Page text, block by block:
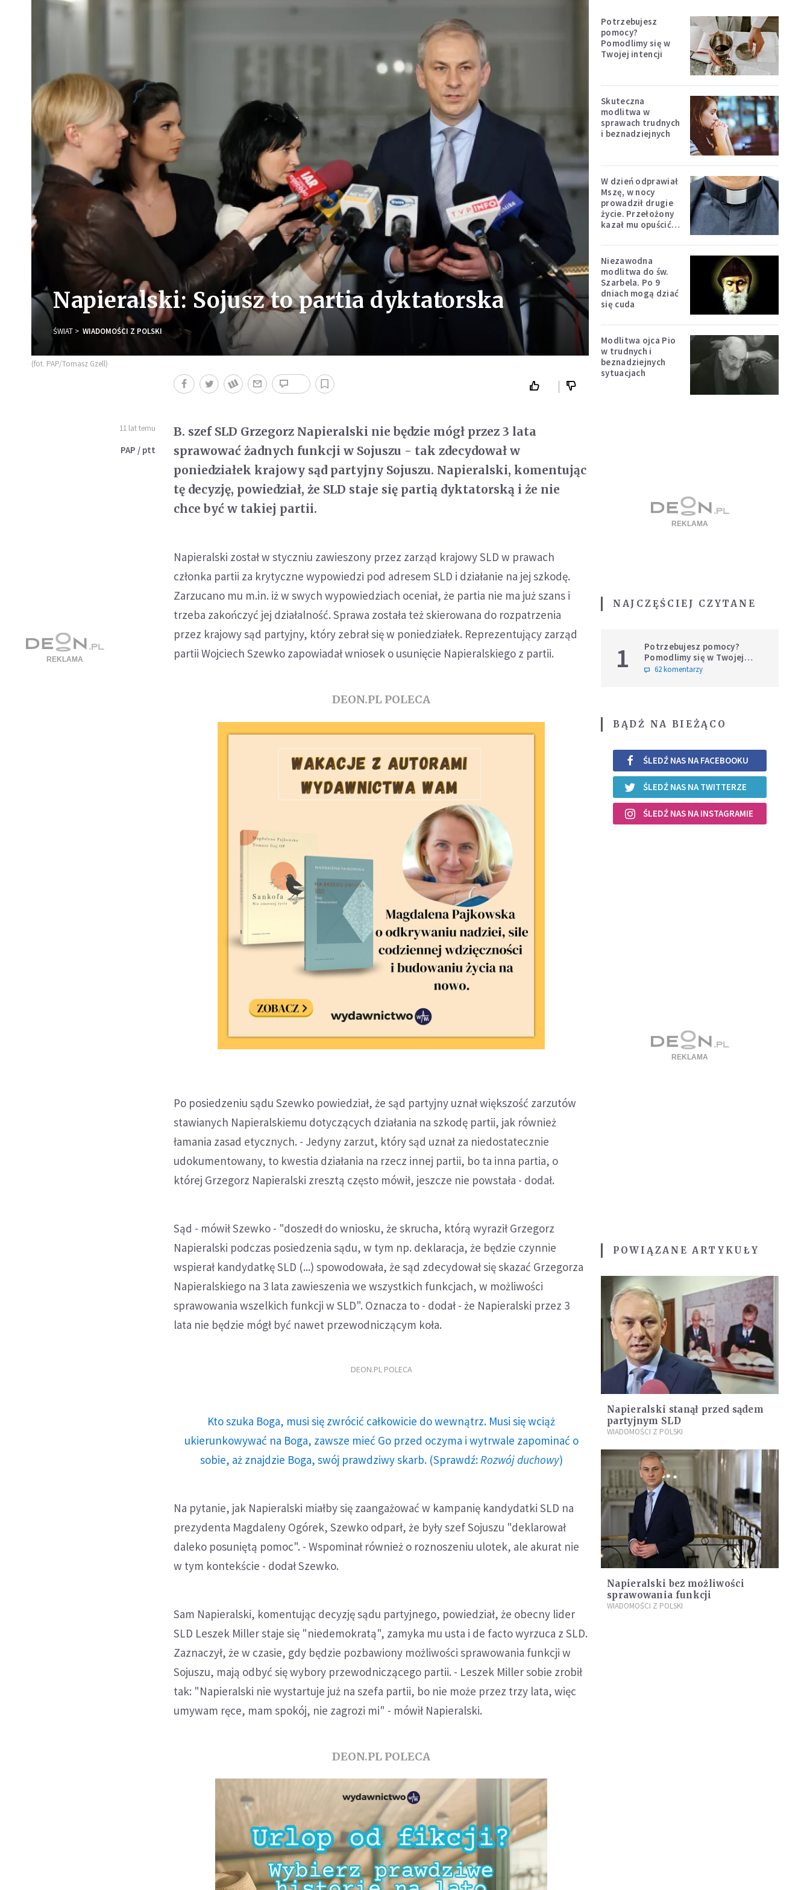
Napieralski: Sojusz to partia dyktatorska
ŚWIAT WIADOMOŚCI Z POLSKI
(fot. PAP/Tomasz Gzell)
11 lat temu
PAP / ptt
B. szef SLD Grzegorz Napieralski nie będzie mógł przez 3 lata
sprawować żadnych funkcji w Sojuszu - tak zdecydował w
poniedziałek krajowy sąd partyjny Sojuszu. Napieralski, komentując
tę decyzję, powiedział, że SLD staje się partią dyktatorską i że nie
chce być w takiej partii.
Napieralski został w styczniu zawieszony przez zarząd krajowy SLD w prawach
członka partii za krytyczne wypowiedzi pod adresem SLD i działanie na jej szkodę.
Zarzucano mu m.in. iż w swych wypowiedziach oceniał, że partia nie ma już szans i
trzeba zakończyć jej działalność. Sprawa została też skierowana do rozpatrzenia
przez krajowy sąd partyjny, który zebrał się w poniedziałek. Reprezentujący zarząd
partii Wojciech Szewko zapowiadał wniosek o usunięcie Napieralskiego z partii.
DEON.PL POLECA
Po posiedzeniu sądu Szewko powiedział, że sąd partyjny uznał większość zarzutów
stawianych Napieralskiemu dotyczących działania na szkodę partii, jak również
łamania zasad etycznych. - Jedyny zarzut, który sąd uznał za niedostatecznie
udokumentowany, to kwestia działania na rzecz innej partii, bo ta inna partia, o
której Grzegorz Napieralski zresztą często mówił, jeszcze nie powstała - dodał.
Sąd - mówił Szewko - "doszedł do wniosku, że skrucha, którą wyraził Grzegorz
Napieralski podczas posiedzenia sądu, w tym np. deklaracja, że będzie czynnie
wspierał kandydatkę SLD (...) spowodowała, że sąd zdecydował się skazać Grzegorza
Napieralskiego na 3 lata zawieszenia we wszystkich funkcjach, w możliwości
sprawowania wszelkich funkcji w SLD". Oznacza to - dodał - że Napieralski przez 3
lata nie będzie mógł być nawet przewodniczącym koła.
DEON.PL POLECA
Kto szuka Boga, musi się zwrócić całkowicie do wewnątrz. Musi się wciąż
ukierunkowywać na Boga, zawsze mieć Go przed oczyma i wytrwale zapominać o
sobie, aż znajdzie Boga, swój prawdziwy skarb. (Sprawdź: Rozwój duchowy)
Na pytanie, jak Napieralski miałby się zaangażować w kampanię kandydatki SLD na
prezydenta Magdaleny Ogórek, Szewko odparł, że były szef Sojuszu "deklarował
daleko posuniętą pomoc". - Wspominał również o roznoszeniu ulotek, ale akurat nie
w tym kontekście - dodał Szewko.
Sam Napieralski, komentując decyzję sądu partyjnego, powiedział, że obecny lider
SLD Leszek Miller staje się "niedemokratą", zamyka mu usta i de facto wyrzuca z SLD.
Zaznaczył, że w czasie, gdy będzie pozbawiony możliwości sprawowania funkcji w
Sojuszu, mają odbyć się wybory przewodniczącego partii. - Leszek Miller sobie zrobił
tak: "Napieralski nie wystartuje już na szefa partii, bo nie może przez trzy lata, więc
umywam ręce, mam spokój, nie zagrozi mi" - mówił Napieralski.
DEON.PL POLECA
Potrzebujesz
pomocy?
Pomodlimy się w
Twojej intencji
Skuteczna
modlitwa w
sprawach trudnych
i beznadziejnych
W dzień odprawiał
Mszę, w nocy
prowadził drugie
życie. Przełożony
kazał mu opuścić
Niezawodna
modlitwa do św.
Szarbela. Po 9
dniach mogą dziać
się cuda
Modlitwa ojca Pio
w trudnych i
beznadziejnych
sytuacjach
NAJCZĘŚCIEJ CZYTANE
1
Potrzebujesz pomocy?
Pomodlimy się w Twojej
intencji
62 komentarzy
BĄDŹ NA BIEŻĄCO
ŚLEDŹ NAS NA FACEBOOKU
ŚLEDŹ NAS NA TWITTERZE
ŚLEDŹ NAS NA INSTAGRAMIE
POWIĄZANE ARTYKUŁY
Napieralski stanął przed sądem
partyjnym SLD
WIADOMOŚCI Z POLSKI
Napieralski bez możliwości
sprawowania funkcji
WIADOMOŚCI Z POLSKI